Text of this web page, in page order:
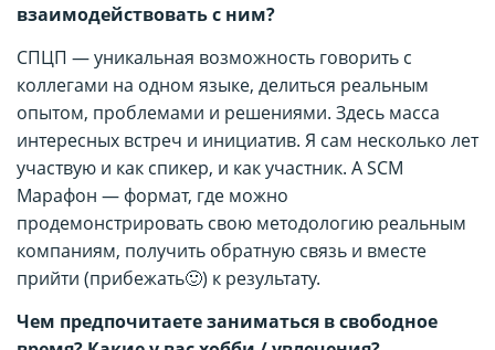
взаимодействовать с ним?
СПЦП — уникальная возможность говорить с
коллегами на одном языке, делиться реальным
опытом, проблемами и решениями. Здесь масса
интересных встреч и инициатив. Я сам несколько лет
участвую и как спикер, и как участник. А SCM
Марафон — формат, где можно
продемонстрировать свою методологию реальным
компаниям, получить обратную связь и вместе
прийти (прибежать🙂) к результату.
Чем предпочитаете заниматься в свободное